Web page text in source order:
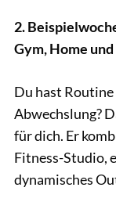
2.
Gym, Home
Du hast
Abwechslung?
für dich. Er
Fitness-Studio,
dynamisches